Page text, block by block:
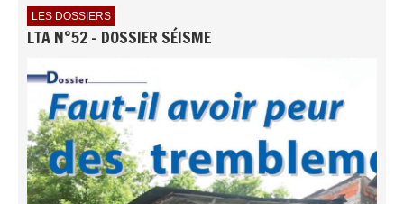
LES DOSSIERS
LTA N°52 - DOSSIER SÉISME